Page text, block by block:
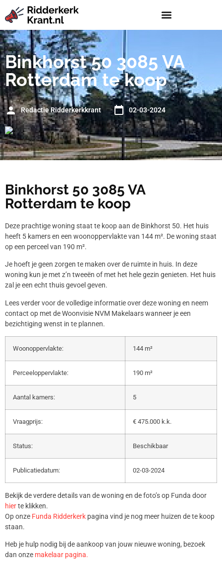
Binkhorst 50 3085 VA
Rotterdam te koop
Redactie Ridderkerkkrant 02-03-2024
Binkhorst 50 3085 VA
Rotterdam te koop
Deze prachtige woning staat te koop aan de Binkhorst 50. Het huis
heeft 5 kamers en een woonoppervlakte van 144 m². De woning staat
op een perceel van 190 m².
Je hoeft je geen zorgen te maken over de ruimte in huis. In deze
woning kun je met z’n tweeën of met het hele gezin genieten. Het huis
zal je een echt thuis gevoel geven.
Lees verder voor de volledige informatie over deze woning en neem
contact op met de Woonvisie NVM Makelaars wanneer je een
bezichtiging wenst in te plannen.
Woonoppervlakte: 144 m²
Perceeloppervlakte: 190 m²
Aantal kamers: 5
Vraagprijs: € 475.000 k.k.
Status: Beschikbaar
Publicatiedatum: 02-03-2024
Bekijk de verdere details van de woning en de foto’s op Funda door
hierte klikken.
Op onze Funda Ridderkerk pagina vind je nog meer huizen de te koop
staan.
Heb je hulp nodig bij de aankoop van jouw nieuwe woning, bezoek
dan onze makelaar pagina.